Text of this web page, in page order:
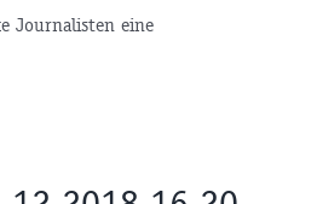
Journalisten eine